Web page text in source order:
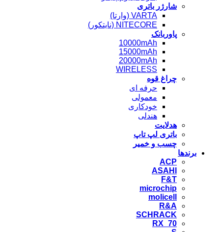
شارژر باتری
VARTA (وارتا)
NITECORE (نایتکور)
پاوربانک
10000mAh
15000mAh
20000mAh
WIRELESS
چراغ قوه
حرفه ای
معمولی
خودکاری
هندلی
هدلایت
باتری لپ تاپ
چسب و خمیر
برندها
ACP
ASAHI
F&T
microchip
molicell
R&A
SCHRACK
RX_70